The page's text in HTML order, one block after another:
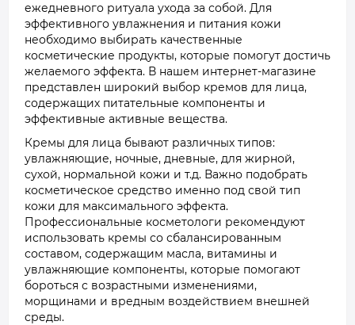
ежедневного ритуала ухода за собой. Для
эффективного увлажнения и питания кожи
необходимо выбирать качественные
косметические продукты, которые помогут достичь
желаемого эффекта. В нашем интернет-магазине
представлен широкий выбор кремов для лица,
содержащих питательные компоненты и
эффективные активные вещества.
Кремы для лица бывают различных типов:
увлажняющие, ночные, дневные, для жирной,
сухой, нормальной кожи и т.д. Важно подобрать
косметическое средство именно под свой тип
кожи для максимального эффекта.
Профессиональные косметологи рекомендуют
использовать кремы со сбалансированным
составом, содержащим масла, витамины и
увлажняющие компоненты, которые помогают
бороться с возрастными изменениями,
морщинами и вредным воздействием внешней
среды.